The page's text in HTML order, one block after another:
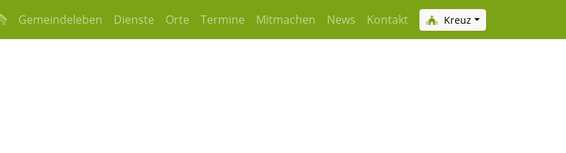
Gemeindeleben Dienste Orte Termine Mitmachen News Kontakt Kreuz